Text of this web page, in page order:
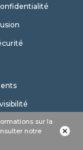
sur la
notre
gratuites